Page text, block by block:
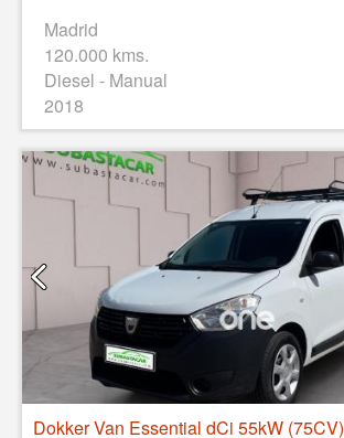
Madrid
120.000 kms.
Diesel - Manual
2018
Dokker Van Essential dCi 55kW (75CV)